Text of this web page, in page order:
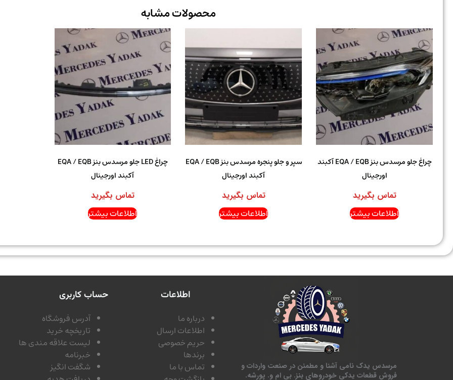
محصولات مشابه
چراغ جلو مرسدس بنز EQA / EQB آکبند
اورجینال
تماس بگیرید
اطلاعات بیشتر
سپر و جلو پنجره مرسدس بنز EQA / EQB
آکبند اورجینال
تماس بگیرید
اطلاعات بیشتر
چراغ LED جلو مرسدس بنز EQA / EQB
آکبند اورجینال
تماس بگیرید
اطلاعات بیشتر
مرسدس یدک نامی آشنا و مطمئن در صنعت واردات و
فروش قطعات یدکی خودروهای بنز. بی ام و. پورشه.
اطلاعات
درباره ما
اطلاعات ارسال
حریم خصوصی
برندها
تماس با ما
حساب کاربری
آدرس فروشگاه
تاریخچه خرید
لیست علاقه مندی ها
خبرنامه
شگفت انگیز